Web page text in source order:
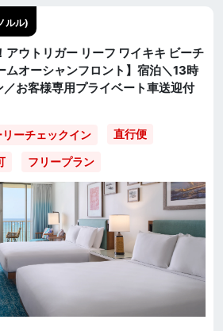
ルル)
ウトリガー リーフ ワイキキ ビーチ
ムオーシャンフロント】宿泊＼13時
お客様専用プライベート車送迎付
リーチェックイン 直行便
フリープラン